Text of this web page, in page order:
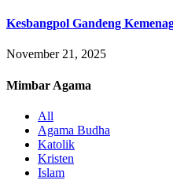
Kesbangpol Gandeng
November 21, 2025
Mimbar Agama
All
Agama Budha
Katolik
Kristen
Islam